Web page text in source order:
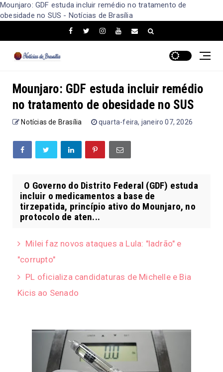
Mounjaro: GDF estuda incluir remédio no tratamento de
obesidade no SUS - Notícias de Brasília
Mounjaro: GDF estuda incluir remédio
no tratamento de obesidade no SUS
Notícias de Brasília quarta-feira, janeiro 07, 2026
O Governo do Distrito Federal (GDF) estuda
incluir o medicamentos a base de
tirzepatida, princípio ativo do Mounjaro, no
protocolo de aten...
Milei faz novos ataques a Lula: "ladrão" e
"corrupto"
PL oficializa candidaturas de Michelle e Bia
Kicis ao Senado